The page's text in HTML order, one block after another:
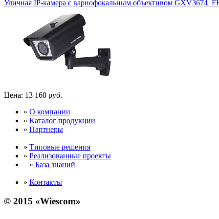
Уличная IP-камера с вариофокальным объективом
Цена: 13 160 руб.
» О компании
» Каталог продукции
» Партнеры
» Типовые решения
» Реализованные проекты
» База знаний
» Контакты
© 2015 «Wiescom»